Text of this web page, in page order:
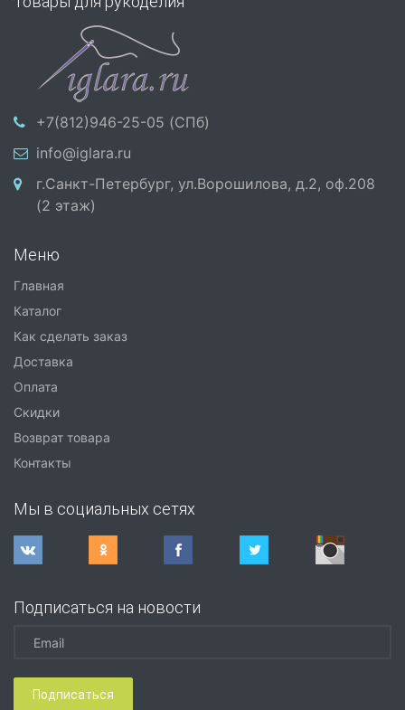
+7(812)946-25-05 (СПб)
info@iglara.ru
г.Санкт-Петербург, ул.Ворошилова, д.2, оф.208
(2 этаж)
Меню
Главная
Каталог
Как сделать заказ
Доставка
Оплата
Скидки
Возврат товара
Контакты
Мы в социальных сетях
Подписаться на новости
Подписаться